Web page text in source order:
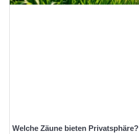
Welche Zäune bieten Privatsphäre?